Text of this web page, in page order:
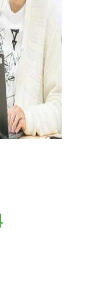
就職・進路
学生・保護者の
卒業生の方